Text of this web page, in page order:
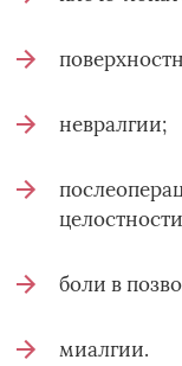
невралгии;
боли в
миалгии.